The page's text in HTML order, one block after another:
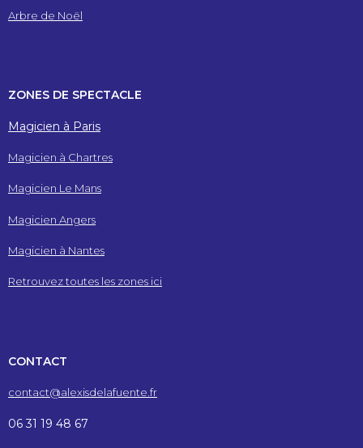
Arbre de Noël
ZONES DE SPECTACLE
Magicien à Paris
Magicien à Chartres
Magicien Le Mans
Magicien Angers
Magicien à Nantes
Retrouvez toutes les zones ici
CONTACT
contact@alexisdelafuente.fr
06 31 19 48 67